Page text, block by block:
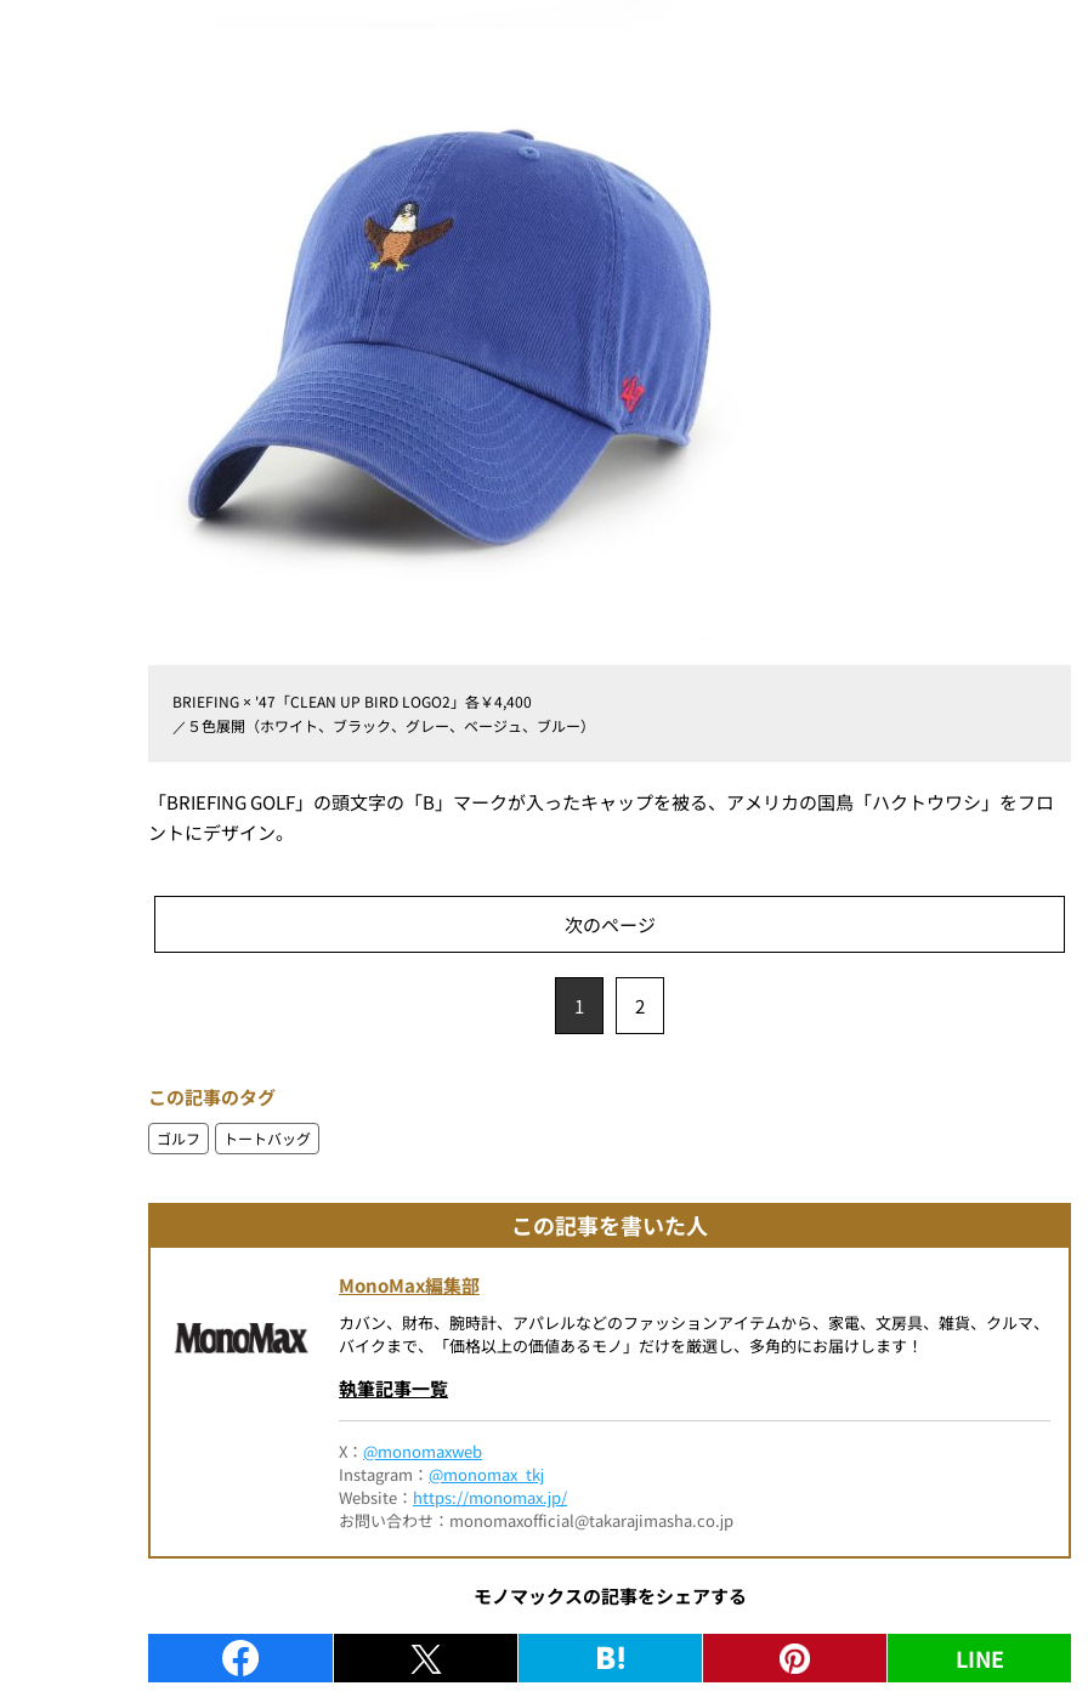
BRIEFING × '47「CLEAN UP BIRD LOGO2」各￥4,400
／５色展開（ホワイト、ブラック、グレー、ベージュ、ブルー）
「BRIEFING GOLF」の頭文字の「B」マークが入ったキャップを被る、アメリカの国鳥「ハクトウワシ」をフロ
ントにデザイン。
次のページ
1 2
この記事のタグ
ゴルフ トートバッグ
この記事を書いた人
MonoMax編集部
カバン、財布、腕時計、アパレルなどのファッションアイテムから、家電、文房具、雑貨、クルマ、
バイクまで、「価格以上の価値あるモノ」だけを厳選し、多角的にお届けします！
執筆記事一覧
X： @monomaxweb
Instagram： @monomax_tkj
Website： https://monomax.jp/
お問い合わせ：monomaxofficial@takarajimasha.co.jp
モノマックスの記事をシェアする
LINE